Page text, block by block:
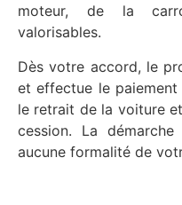
moteur, de la
valorisables.
Dès votre accord, le
et effectue le
le retrait de la voiture
cession. La
aucune formalité de